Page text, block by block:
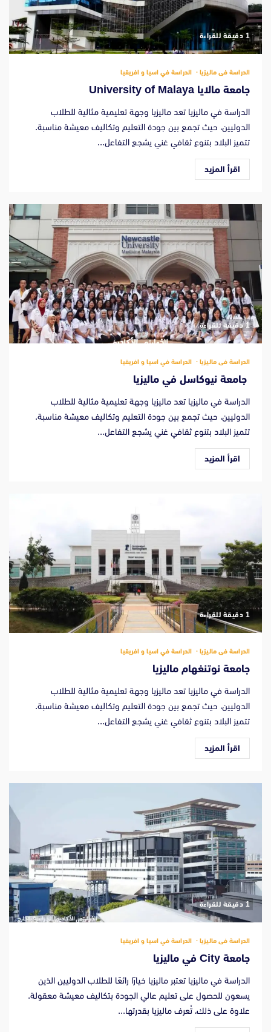
‫1 دقيقة للقراءة
الدراسة فى ماليزيا الدراسة في اسيا و افريقيا
جامعة مالايا University of Malaya
الدراسة في ماليزيا تعد ماليزيا وجهة تعليمية مثالية للطلاب
الدوليين، حيث تجمع بين جودة التعليم وتكاليف معيشة مناسبة.
تتميز البلاد بتنوع ثقافي غني يشجع التفاعل...
اقرأ المزيد
‫1 دقيقة للقراءة
الدراسة فى ماليزيا الدراسة في اسيا و افريقيا
جامعة نيوكاسل في ماليزيا
الدراسة في ماليزيا تعد ماليزيا وجهة تعليمية مثالية للطلاب
الدوليين، حيث تجمع بين جودة التعليم وتكاليف معيشة مناسبة.
تتميز البلاد بتنوع ثقافي غني يشجع التفاعل...
اقرأ المزيد
‫1 دقيقة للقراءة
الدراسة فى ماليزيا الدراسة في اسيا و افريقيا
جامعة نوتنغهام ماليزيا
الدراسة في ماليزيا تعد ماليزيا وجهة تعليمية مثالية للطلاب
الدوليين، حيث تجمع بين جودة التعليم وتكاليف معيشة مناسبة.
تتميز البلاد بتنوع ثقافي غني يشجع التفاعل...
اقرأ المزيد
‫1 دقيقة للقراءة
الدراسة فى ماليزيا الدراسة في اسيا و افريقيا
جامعة City في ماليزيا
الدراسة في ماليزيا تعتبر ماليزيا خيارًا رائعًا للطلاب الدوليين الذين
يسعون للحصول على تعليم عالي الجودة بتكاليف معيشة معقولة.
علاوة على ذلك، تُعرف ماليزيا بقدرتها...